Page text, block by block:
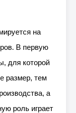
на
В первую
для которой
размер, тем
а
роль играет